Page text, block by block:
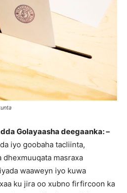
Golayaasha deegaanka: –
iyo goobaha tacliinta,
dhexmuuqata masraxa
waaweyn iyo kuwa
ku jira oo xubno firfircoon ka